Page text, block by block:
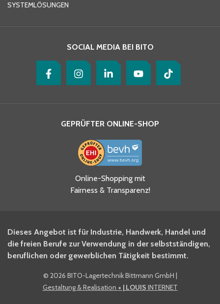
Ja, ich habe die
Datenschutzhinweise gelesen
und akzeptiere diese.
BITO Newsletter Fachwissen
Intralogistiker anmelden.
Ja, ich möchte mich für den
BITO Shop-Newsletter
SYSTEMLÖSUNGEN
SOCIAL MEDIA BEI BITO
GEPRÜFTER ONLINE-SHOP
Online-Shopping mit
Fairness & Transparenz!
Dieses Angebot ist für Industrie, Handwerk, Handel und
die freien Berufe zur Verwendung in der selbstständigen,
beruflichen oder gewerblichen Tätigkeit bestimmt.
© 2026 BITO-Lagertechnik Bittmann GmbH |
Gestaltung & Realisation + | LOUIS INTERNET